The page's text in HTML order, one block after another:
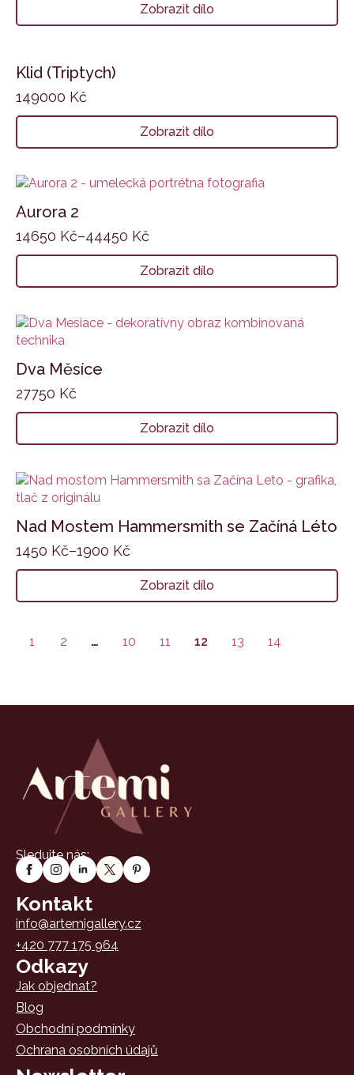
Zobrazit dílo
Klid (Triptych)
149000 Kč
Zobrazit dílo
Aurora 2
14650 Kč–44450 Kč
Zobrazit dílo
Dva Měsíce
27750 Kč
Zobrazit dílo
Nad Mostem Hammersmith se Začíná Léto
1450 Kč–1900 Kč
Zobrazit dílo
1 2 … 10 11 12 13 14
Sledujte nás:
Kontakt
info@artemigallery.cz
+420 777 175 964
Odkazy
Jak objednat?
Blog
Obchodní podmínky
Ochrana osobních údajů